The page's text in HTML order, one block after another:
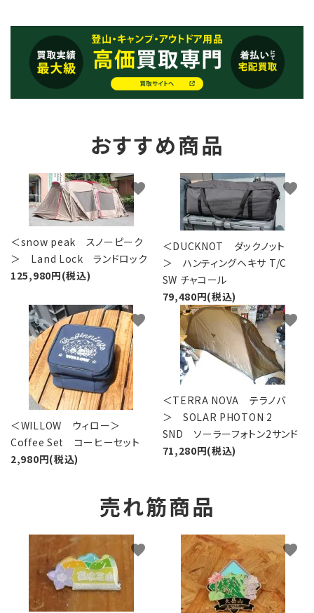
おすすめ商品
＜snow peak スノーピーク
＞ Land Lock ランドロック
125,980円(税込)
favorite
＜DUCKNOT ダックノット
＞ ハンティングヘキサ T/C
SW チャコール
79,480円(税込)
favorite
＜WILLOW ウィロー＞
Coffee Set コーヒーセット
2,980円(税込)
favorite
＜TERRA NOVA テラノバ
＞ SOLAR PHOTON 2
SND ソーラーフォトン2サンド
71,280円(税込)
favorite
売れ筋商品
favorite favorite